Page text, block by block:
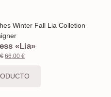
«Lia»
€ 66,00 €